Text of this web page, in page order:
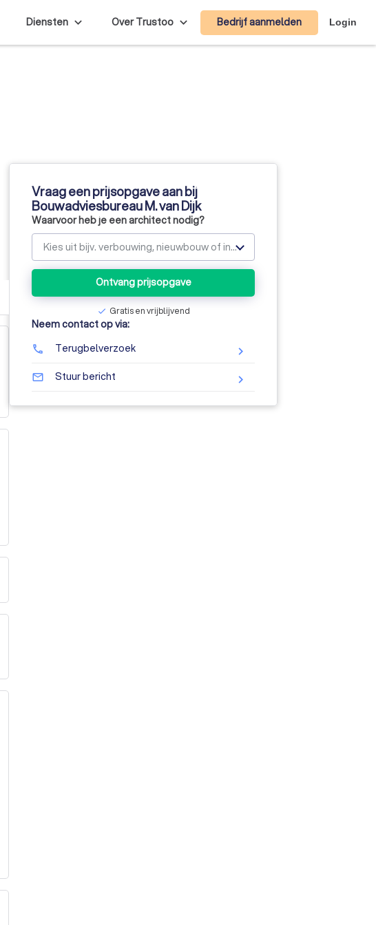
Diensten Over Trustoo Bedrijf aanmelden Login
Vraag een prijsopgave aan bij
Bouwadviesbureau M. van Dijk
Waarvoor heb je een architect nodig?
Kies uit bijv. verbouwing, nieuwbouw of interieur
Ontvang prijsopgave
check Gratis en vrijblijvend
Neem contact op via:
phone Terugbelverzoek
mail_outline Stuur bericht